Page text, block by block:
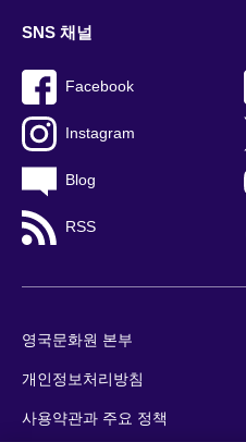
SNS 채널
Facebook
Instagram
Blog
RSS
영국문화원 본부
개인정보처리방침
사용약관과 주요 정책